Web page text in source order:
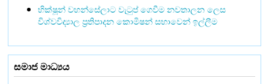
භික්ෂූන් වහන්සේලාට වැටුප් ගෙවීම නවතාලන ලෙස
විශ්වවිද්‍යාල ප්‍රතිපාදන කොමිෂන් සභාවෙන් ඉල්ලීම
සමාජ මාධ්‍යය